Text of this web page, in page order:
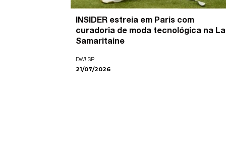
INSIDER estreia em Paris com
curadoria de moda tecnológica na La
Samaritaine
DW! SP
21/07/2026